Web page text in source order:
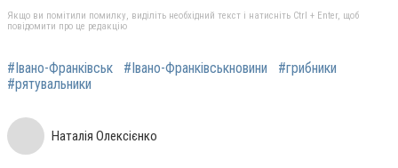
Якщо ви помітили помилку, виділіть необхідний текст і натисніть Ctrl + Enter, щоб
повідомити про це редакцію
#Івано-Франківськ #Івано-Франківськновини
#грибники
#рятувальники
Наталія Олексієнко